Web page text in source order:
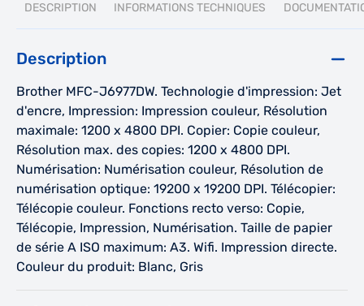
DESCRIPTION INFORMATIONS TECHNIQUES
Description
Brother MFC-J6977DW. Technologie d'impression: Jet
d'encre, Impression: Impression couleur, Résolution
maximale: 1200 x 4800 DPI. Copier: Copie couleur,
Résolution max. des copies: 1200 x 4800 DPI.
Numérisation: Numérisation couleur, Résolution de
numérisation optique: 19200 x 19200 DPI. Télécopier:
Télécopie couleur. Fonctions recto verso: Copie,
Télécopie, Impression, Numérisation. Taille de papier
de série A ISO maximum: A3. Wifi. Impression directe.
Couleur du produit: Blanc, Gris